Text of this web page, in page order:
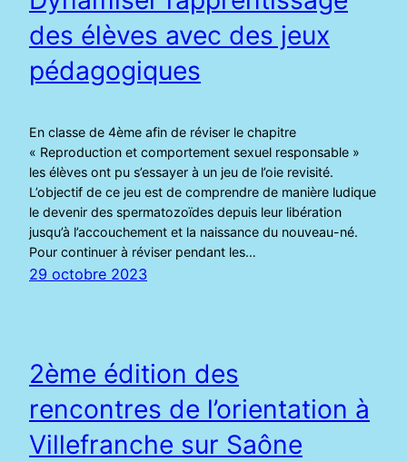
des élèves avec des jeux
pédagogiques
En classe de 4ème afin de réviser le chapitre
« Reproduction et comportement sexuel responsable »
les élèves ont pu s’essayer à un jeu de l’oie revisité.
L’objectif de ce jeu est de comprendre de manière ludique
le devenir des spermatozoïdes depuis leur libération
jusqu’à l’accouchement et la naissance du nouveau-né.
Pour continuer à réviser pendant les…
29 octobre 2023
2ème édition des
rencontres de l’orientation à
Villefranche sur Saône